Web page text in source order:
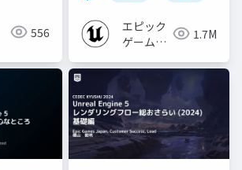
556
エピック
ゲームズ
1.7M